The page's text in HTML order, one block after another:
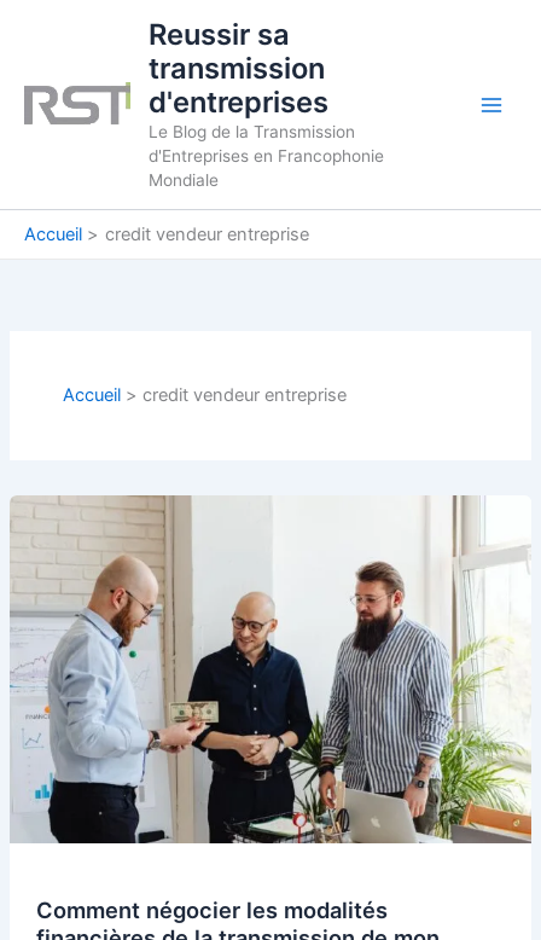
Reussir sa
transmission
d'entreprises
Le Blog de la Transmission
d'Entreprises en Francophonie
Mondiale
Accueil credit vendeur entreprise
Accueil credit vendeur entreprise
Comment négocier les modalités